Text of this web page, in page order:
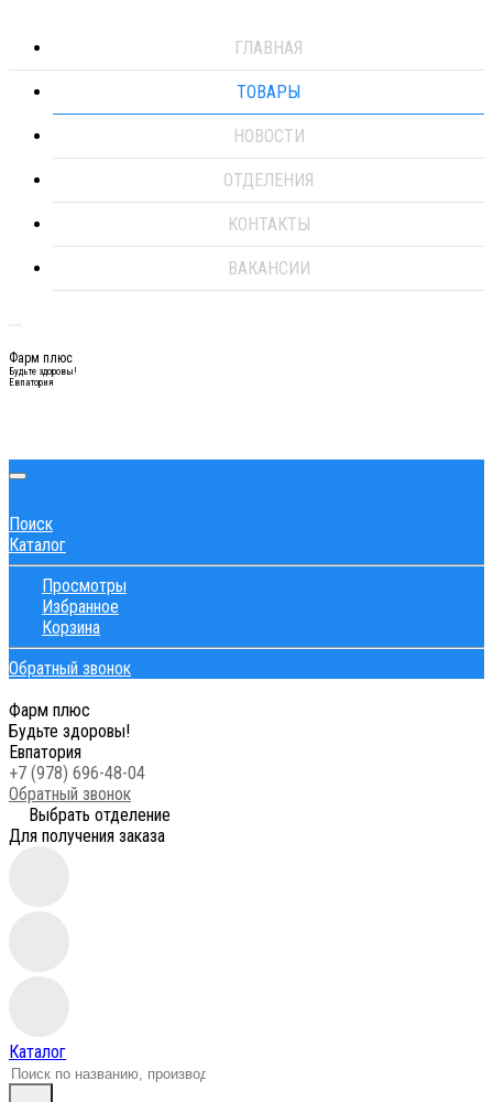
ГЛАВНАЯ
ТОВАРЫ
НОВОСТИ
ОТДЕЛЕНИЯ
КОНТАКТЫ
ВАКАНСИИ
Фарм плюс
Будьте здоровы!
Евпатория
Поиск
Каталог
Просмотры
Избранное
Корзина
Обратный звонок
Фарм плюс
Будьте здоровы!
Евпатория
+7 (978) 696-48-04
Обратный звонок
Выбрать отделение
Для получения заказа
Каталог